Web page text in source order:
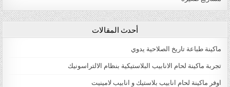
أحدث المقالات
ماكينة طباعة تاريخ الصلاحية يدوي
تجربة ماكينة لحام الانابيب البلاستيكية بنظام الالتراسونيك
اوفر ماكينة لحام انابيب بلاستيك و انابيب لامينيت